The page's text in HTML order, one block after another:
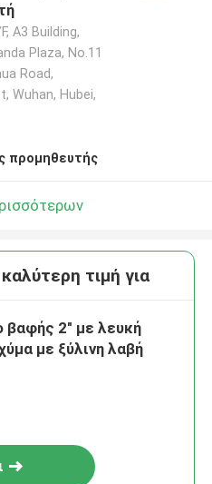
A3 Building,
Plaza, No.11
Road,
Wuhan, Hubei,
προμηθευτής
τιμή για
βαφής 2" με λευκή
με ξύλινη λαβή